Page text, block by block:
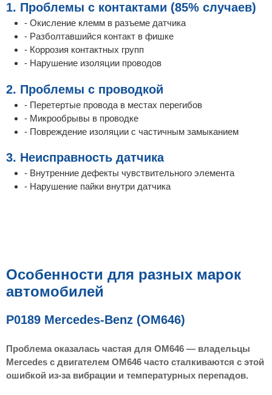
1. Проблемы с контактами (85% случаев)
- Окисление клемм в разъеме датчика
- Разболтавшийся контакт в фишке
- Коррозия контактных групп
- Нарушение изоляции проводов
2. Проблемы с проводкой
- Перетертые провода в местах перегибов
- Микрообрывы в проводке
- Повреждение изоляции с частичным замыканием
3. Неисправность датчика
- Внутренние дефекты чувствительного элемента
- Нарушение пайки внутри датчика
Особенности для разных марок
автомобилей
P0189 Mercedes-Benz (OM646)
Проблема оказалась частая для OM646 — владельцы
Mercedes с двигателем OM646 часто сталкиваются с этой
ошибкой из-за вибрации и температурных перепадов.